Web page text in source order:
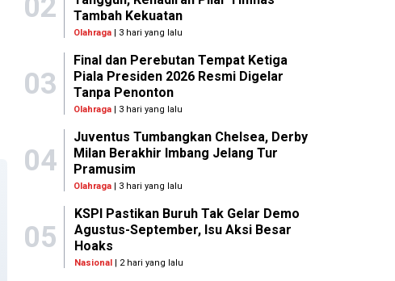
02
Tambah Kekuatan
Olahraga | 3 hari yang lalu
03
Final dan Perebutan Tempat Ketiga
Piala Presiden 2026 Resmi Digelar
Tanpa Penonton
Olahraga | 3 hari yang lalu
04
Juventus Tumbangkan Chelsea, Derby
Milan Berakhir Imbang Jelang Tur
Pramusim
Olahraga | 3 hari yang lalu
05
KSPI Pastikan Buruh Tak Gelar Demo
Agustus-September, Isu Aksi Besar
Hoaks
Nasional | 2 hari yang lalu